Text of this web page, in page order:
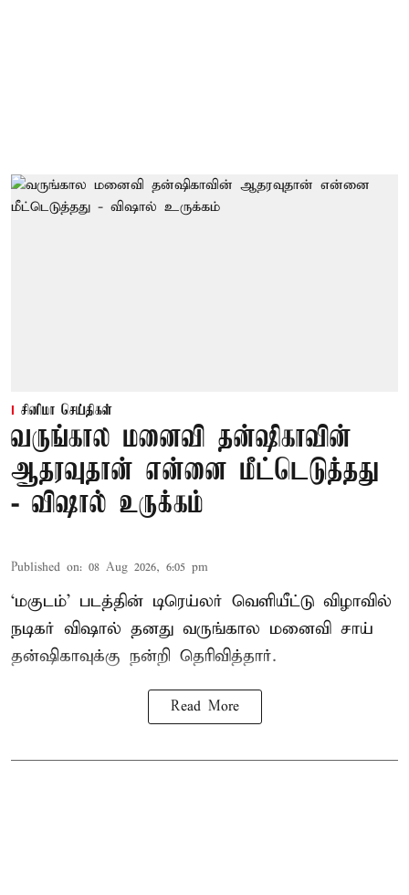
சினிமா செய்திகள்
வருங்கால மனைவி தன்ஷிகாவின்
ஆதரவுதான் என்னை மீட்டெடுத்தது
- விஷால் உருக்கம்
Published on: 08 Aug 2026, 6:05 pm
‘மகுடம்’ படத்தின் டிரெய்லர் வெளியீட்டு விழாவில்
நடிகர் விஷால் தனது வருங்கால மனைவி சாய்
தன்ஷிகாவுக்கு நன்றி தெரிவித்தார்.
Read More